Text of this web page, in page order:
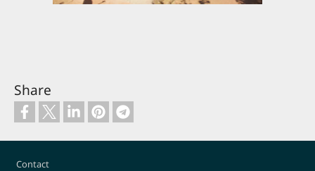
Share
Footer
Contact